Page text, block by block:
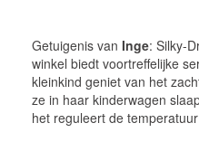
Getuigenis van Inge: Silky-
winkel biedt voortreffelijke
kleinkind geniet van het
ze in haar kinderwagen
het reguleert de